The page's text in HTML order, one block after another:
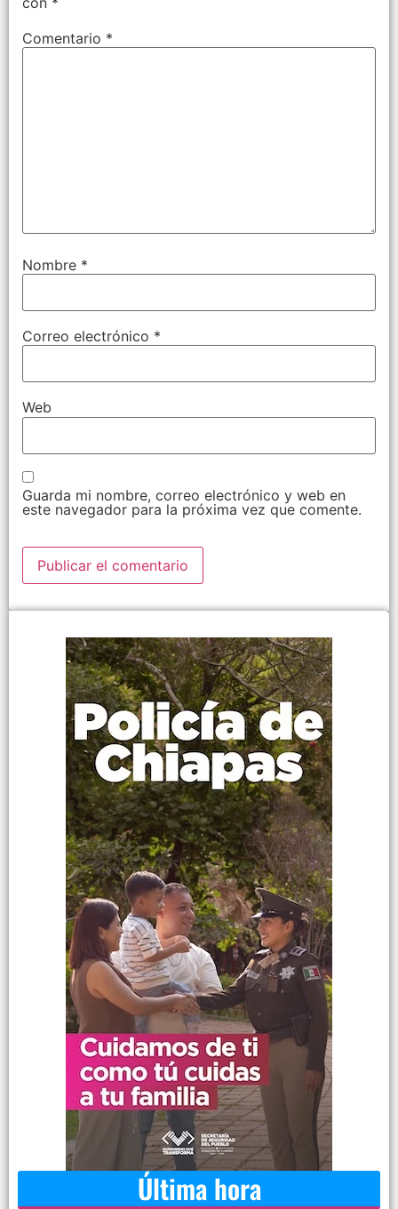
Comentario *
Nombre *
Correo electrónico *
Web
Guarda mi nombre, correo electrónico y web en
este navegador para la próxima vez que comente.
Última hora